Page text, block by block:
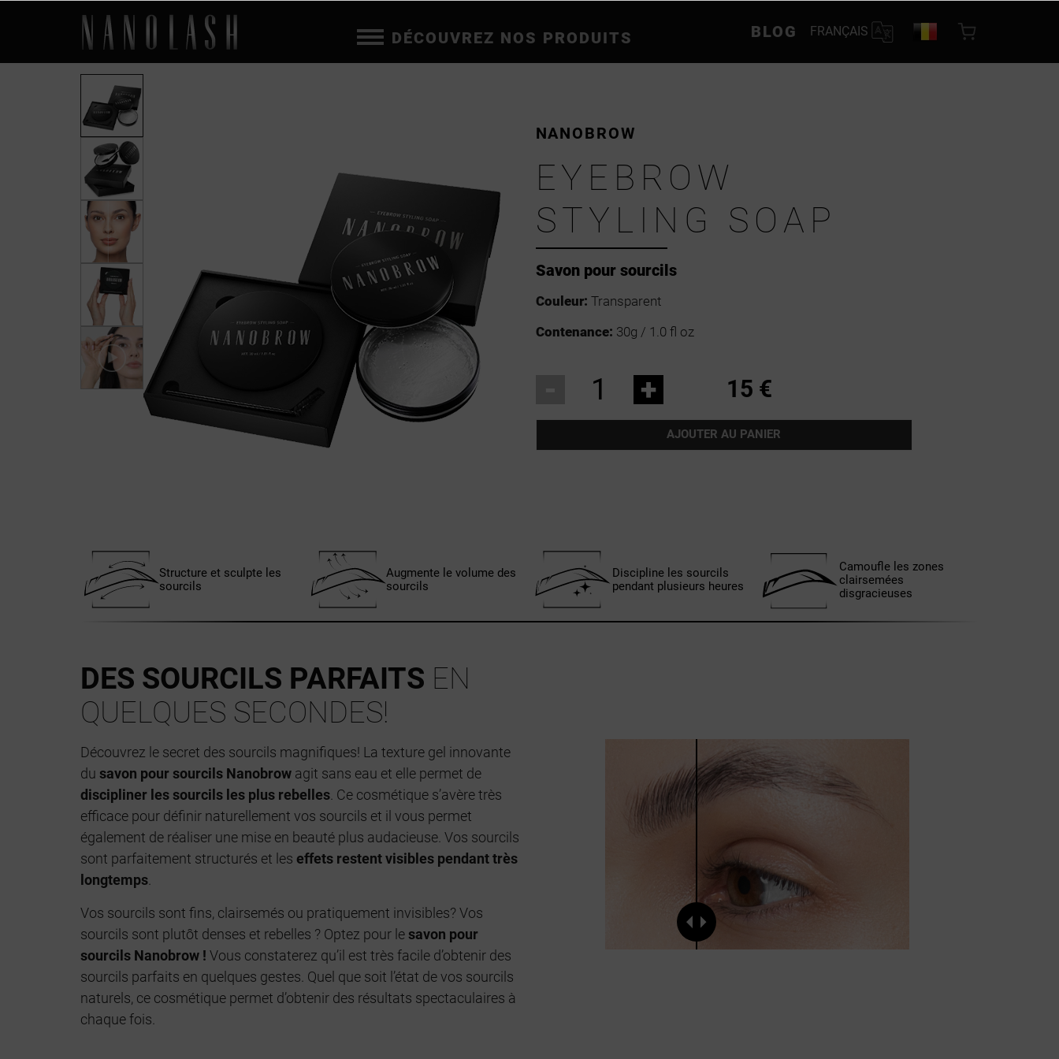
DÉCOUVREZ NOS PRODUITS BLOG FRANÇAIS
Savon pour sourcils
NANOBROW
EYEBROW
STYLING SOAP
Couleur: Transparent
Contenance: 30g / 1.0 fl oz
+ 15 €
AJOUTER AU PANIER
Structure et sculpte les
sourcils
Augmente le volume des
sourcils
Discipline les sourcils
pendant plusieurs heures
Camoufle les zones
clairsemées
disgracieuses
DES SOURCILS PARFAITS EN
QUELQUES SECONDES!
Découvrez le secret des sourcils magnifiques! La texture gel innovante
du savon pour sourcils Nanobrow agit sans eau et elle permet de
discipliner les sourcils les plus rebelles. Ce cosmétique s’avère très
efficace pour définir naturellement vos sourcils et il vous permet
également de réaliser une mise en beauté plus audacieuse. Vos sourcils
sont parfaitement structurés et les effets restent visibles pendant très
longtemps.
Vos sourcils sont fins, clairsemés ou pratiquement invisibles? Vos
sourcils sont plutôt denses et rebelles ? Optez pour lesavon pour
sourcils Nanobrow ! Vous constaterez qu’il est très facile d’obtenir des
sourcils parfaits en quelques gestes. Quel que soit l’état de vos sourcils
naturels, ce cosmétique permet d’obtenir des résultats spectaculaires à
chaque fois.